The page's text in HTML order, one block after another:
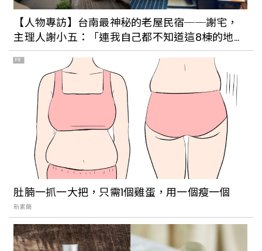
市：純白老宅、日式建築，還能把海景盡
收眼底
2022是台灣傳統菜市場大改造的元年？樹
林「保安市場」全面翻新改造：純白色系
建築融入盎然綠意
來場遠離市區的輕旅行吧！別具特色的九
份住宿推薦：九份海論坐擁山海美景、神
隱之森帶你穿越時空回到過去
台北人過年去哪玩好？2023北部走春景點
總整理：北投三層崎花園彷彿置身日本富
良野、造訪桃園神社開啟一年好運
【人物專訪】台南最神秘的老屋民宿──謝宅，
主理人謝小五：「連我自己都不知道這8棟的地
址。」
PR
肚腩一抓一大把，只需1個雞蛋，用一個瘦一個
新素簡